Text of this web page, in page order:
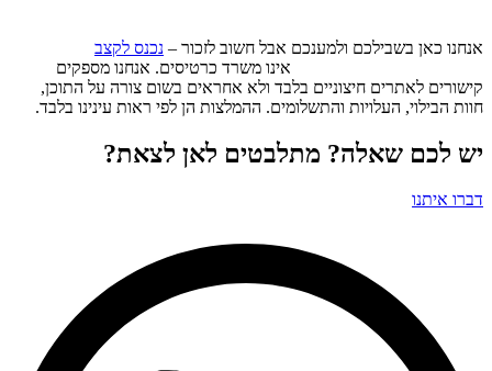
אנחנו כאן בשבילכם ולמענכם אבל חשוב לזכור – נכנס לקצב
אינו משרד כרטיסים. אנחנו מספקים
קישורים לאתרים חיצוניים בלבד ולא אחראים בשום צורה על התוכן,
חוות הבילוי, העלויות והתשלומים. ההמלצות הן לפי ראות עינינו בלבד.
יש לכם שאלה? מתלבטים לאן לצאת?
דברו איתנו